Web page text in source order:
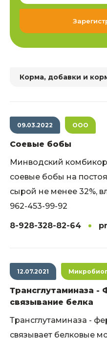
Корма, добавки и
09.03.2022 ООО
Соевые бобы
Минводский
соевые бобы на
сырой не менее 32%,
962-453-99-92
8-928-328-82-64
12.07.2021
Трансглутаминаза -
связывание белка
Трансглутаминаза -
связывает белковые